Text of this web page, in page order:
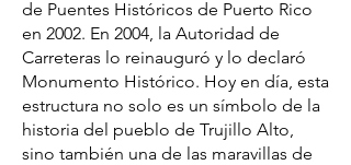
de Puentes Históricos de Puerto Rico
en 2002. En 2004, la Autoridad de
Carreteras lo reinauguró y lo declaró
Monumento Histórico. Hoy en día, esta
estructura no solo es un símbolo de la
historia del pueblo de Trujillo Alto,
sino también una de las maravillas de